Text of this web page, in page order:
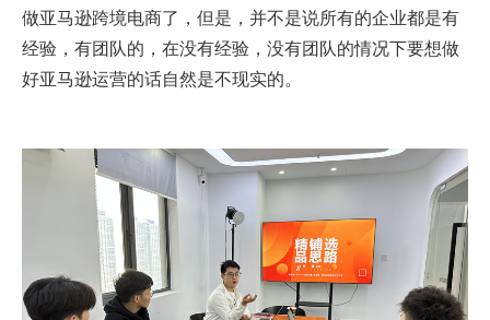
做亚马逊跨境电商了，但是，并不是说所有的企业都是有
经验，有团队的，在没有经验，没有团队的情况下要想做
好亚马逊运营的话自然是不现实的。